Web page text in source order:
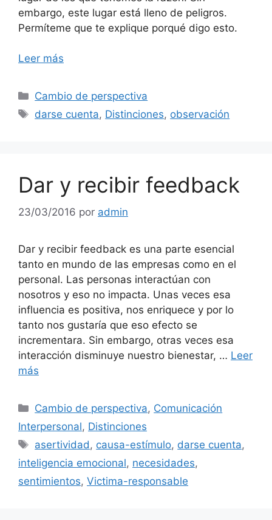
embargo, este lugar está lleno de peligros.
Permíteme que te explique porqué digo esto.
Leer más
Categorías
Cambio de perspectiva
Etiquetas
darse cuenta, Distinciones, observación
Dar y recibir feedback
23/03/2016 por admin
Dar y recibir feedback es una parte esencial
tanto en mundo de las empresas como en el
personal. Las personas interactúan con
nosotros y eso no impacta. Unas veces esa
influencia es positiva, nos enriquece y por lo
tanto nos gustaría que eso efecto se
incrementara. Sin embargo, otras veces esa
interacción disminuye nuestro bienestar, … Leer
más
Categorías
Cambio de perspectiva, Comunicación
Interpersonal, Distinciones
Etiquetas
asertividad , causa-estímulo, darse cuenta,
inteligencia emocional, necesidades,
sentimientos, Victima-responsable